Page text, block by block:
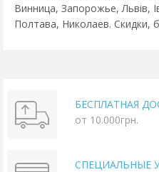
Винница, Запорожье, Львів,
Полтава, Николаев. Скидки,
БЕСПЛАТНАЯ
от 10.000грн.
СПЕЦИАЛЬНЫЕ